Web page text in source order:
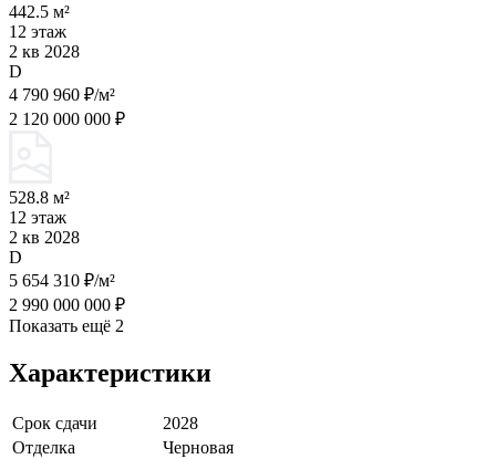
442.5 м²
12 этаж
2 кв 2028
D
4 790 960 ₽/м²
2 120 000 000 ₽
528.8 м²
12 этаж
2 кв 2028
D
5 654 310 ₽/м²
2 990 000 000 ₽
Показать ещё 2
Характеристики
Срок сдачи
2028
Отделка
Черновая